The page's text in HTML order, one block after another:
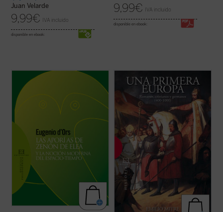
Juan Velarde
9,99€ IVA incluido
disponible en ebook:
9,99€ IVA incluido
disponible en ebook:
Filósofo, escritor y gran promotor de
instituciones culturales, Eugenio d'Ors es
conocido internacionalmente, sobre todo,
como teórico del arte y de la cultura. Sin
embargo, sus intereses y su producción
intelectual fueron muy amplios e incluyen ...
«Los siglos IV y V constituyen la época
más apasionante para la Historia de
nuestro continente. De sus realizaciones y
de sus contradicciones seguimos en parte
viviendo». De ella parte, también, el estudio
de Emilio Mitre, que abarca hasta la ...(ver
ficha)